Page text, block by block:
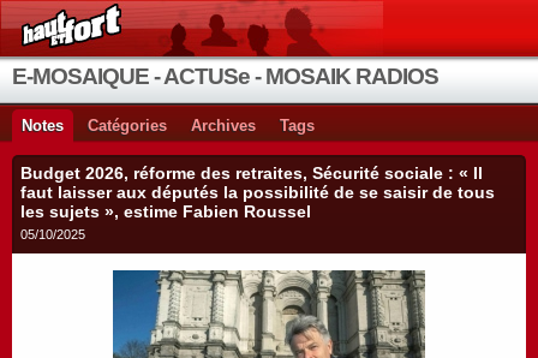
E-MOSAIQUE - ACTUSe - MOSAIK RADIOS
Notes Catégories Archives Tags
Budget 2026, réforme des retraites, Sécurité sociale : « Il
faut laisser aux députés la possibilité de se saisir de tous
les sujets », estime Fabien Roussel
05/10/2025